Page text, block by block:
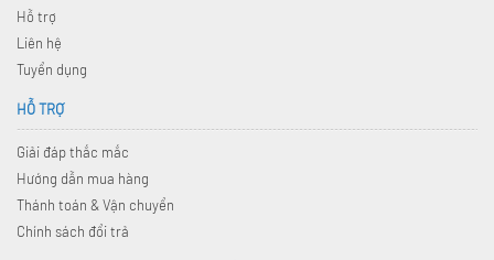
Hỗ trợ
Liên hệ
Tuyển dụng
HỖ TRỢ
Giải đáp thắc mắc
Hướng dẫn mua hàng
Thánh toán & Vận chuyển
Chính sách đổi trả